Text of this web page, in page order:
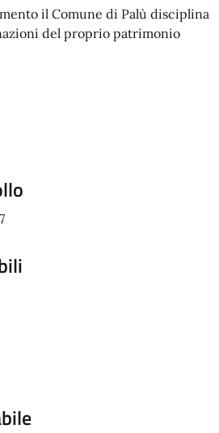
il Comune di Palù disciplina
del proprio patrimonio